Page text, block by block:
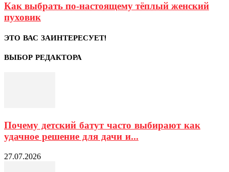
Как выбрать по-настоящему тёплый женский
пуховик
ЭТО ВАС ЗАИНТЕРЕСУЕТ!
ВЫБОР РЕДАКТОРА
Почему детский батут часто выбирают как
удачное решение для дачи и...
27.07.2026